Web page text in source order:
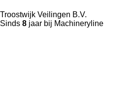
Troostwijk Veilingen B.V.
Sinds 8 jaar bij Machineryline